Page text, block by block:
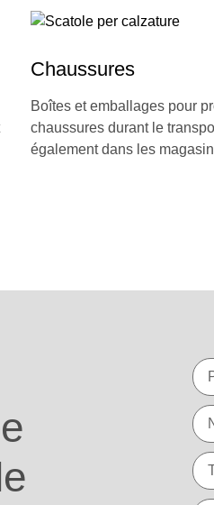
Chaussures
Boîtes et emballages pour
chaussures durant le
également dans les